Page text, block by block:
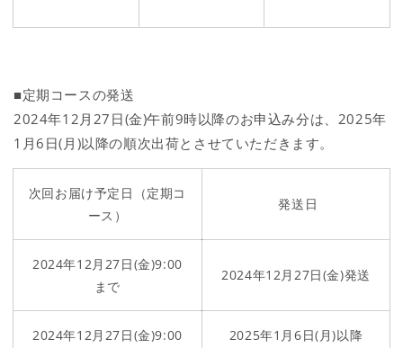
■定期コースの発送
2024年12月27日(金)午前9時以降のお申込み分は、 2025年
1月6日(月)以降の順次出荷とさせていただきます。
次回お届け予定日（定期コ
ース）
発送日
2024年12月27日(金)9:00
まで
2024年12月27日(金)発送
2024年12月27日(金)9:00
2025年1月6日(月)以降